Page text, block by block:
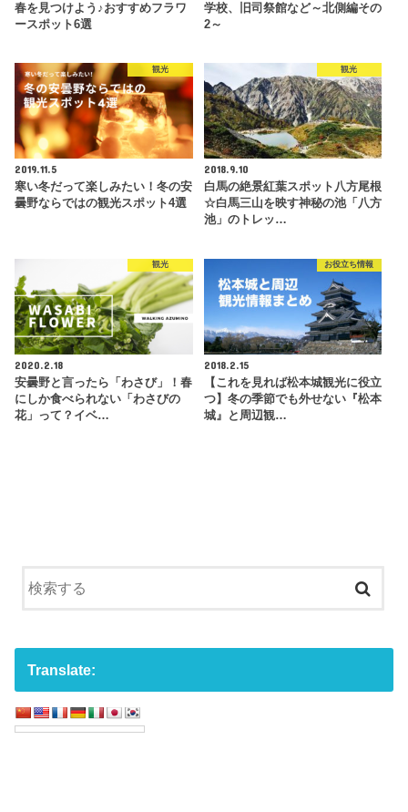
春を見つけよう♪おすすめフラワ
ースポット6選
学校、旧司祭館など～北側編その
2～
観光
2019.11.5
寒い冬だって楽しみたい！冬の安
曇野ならではの観光スポット4選
観光
2018.9.10
白馬の絶景紅葉スポット八方尾根
☆白馬三山を映す神秘の池「八方
池」のトレッ…
観光
2020.2.18
安曇野と言ったら「わさび」！春
にしか食べられない「わさびの
花」って？イベ…
お役立ち情報
2018.2.15
【これを見れば松本城観光に役立
つ】冬の季節でも外せない『松本
城』と周辺観…
Translate: